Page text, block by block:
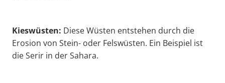
Kieswüsten: Diese Wüsten entstehen durch die
Erosion von Stein- oder Felswüsten. Ein Beispiel ist
die Serir in der Sahara.